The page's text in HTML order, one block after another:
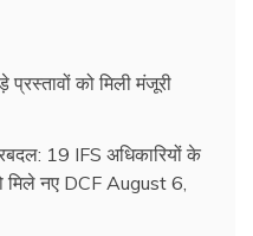
को मिली मंजूरी
19 IFS अधिकारियों के
मिले नए DCF August 6,